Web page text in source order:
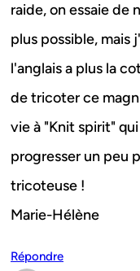
raide, on essaie de
plus possible, mais
l'anglais a plus la
de tricoter ce
vie à "Knit spirit"
progresser un peu
tricoteuse !
Marie-Hélène
Répondre